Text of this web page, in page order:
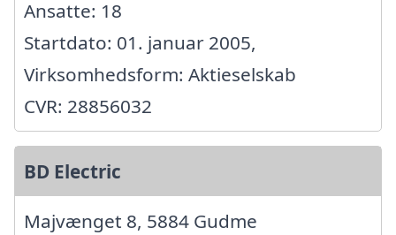
Ansatte: 18
Startdato: 01. januar 2005,
Virksomhedsform: Aktieselskab
CVR: 28856032
BD Electric
Majvænget 8, 5884 Gudme